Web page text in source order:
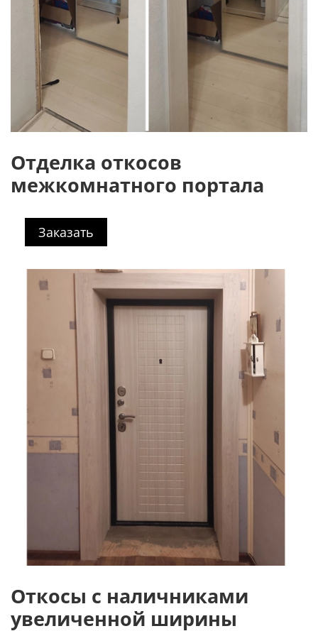
Отделка откосов
межкомнатного портала
Заказать
Откосы с наличниками
увеличенной ширины